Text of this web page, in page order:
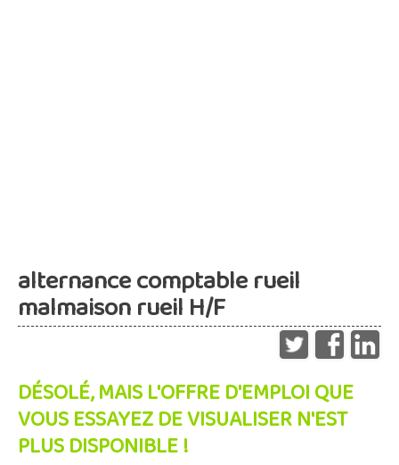
alternance comptable rueil
malmaison rueil H/F
DÉSOLÉ, MAIS L'OFFRE D'EMPLOI QUE
VOUS ESSAYEZ DE VISUALISER N'EST
PLUS DISPONIBLE !